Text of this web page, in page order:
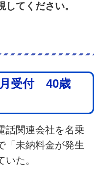
てください。
月受付 40歳
話関連会社を名乗
「未納料金が発生
た。